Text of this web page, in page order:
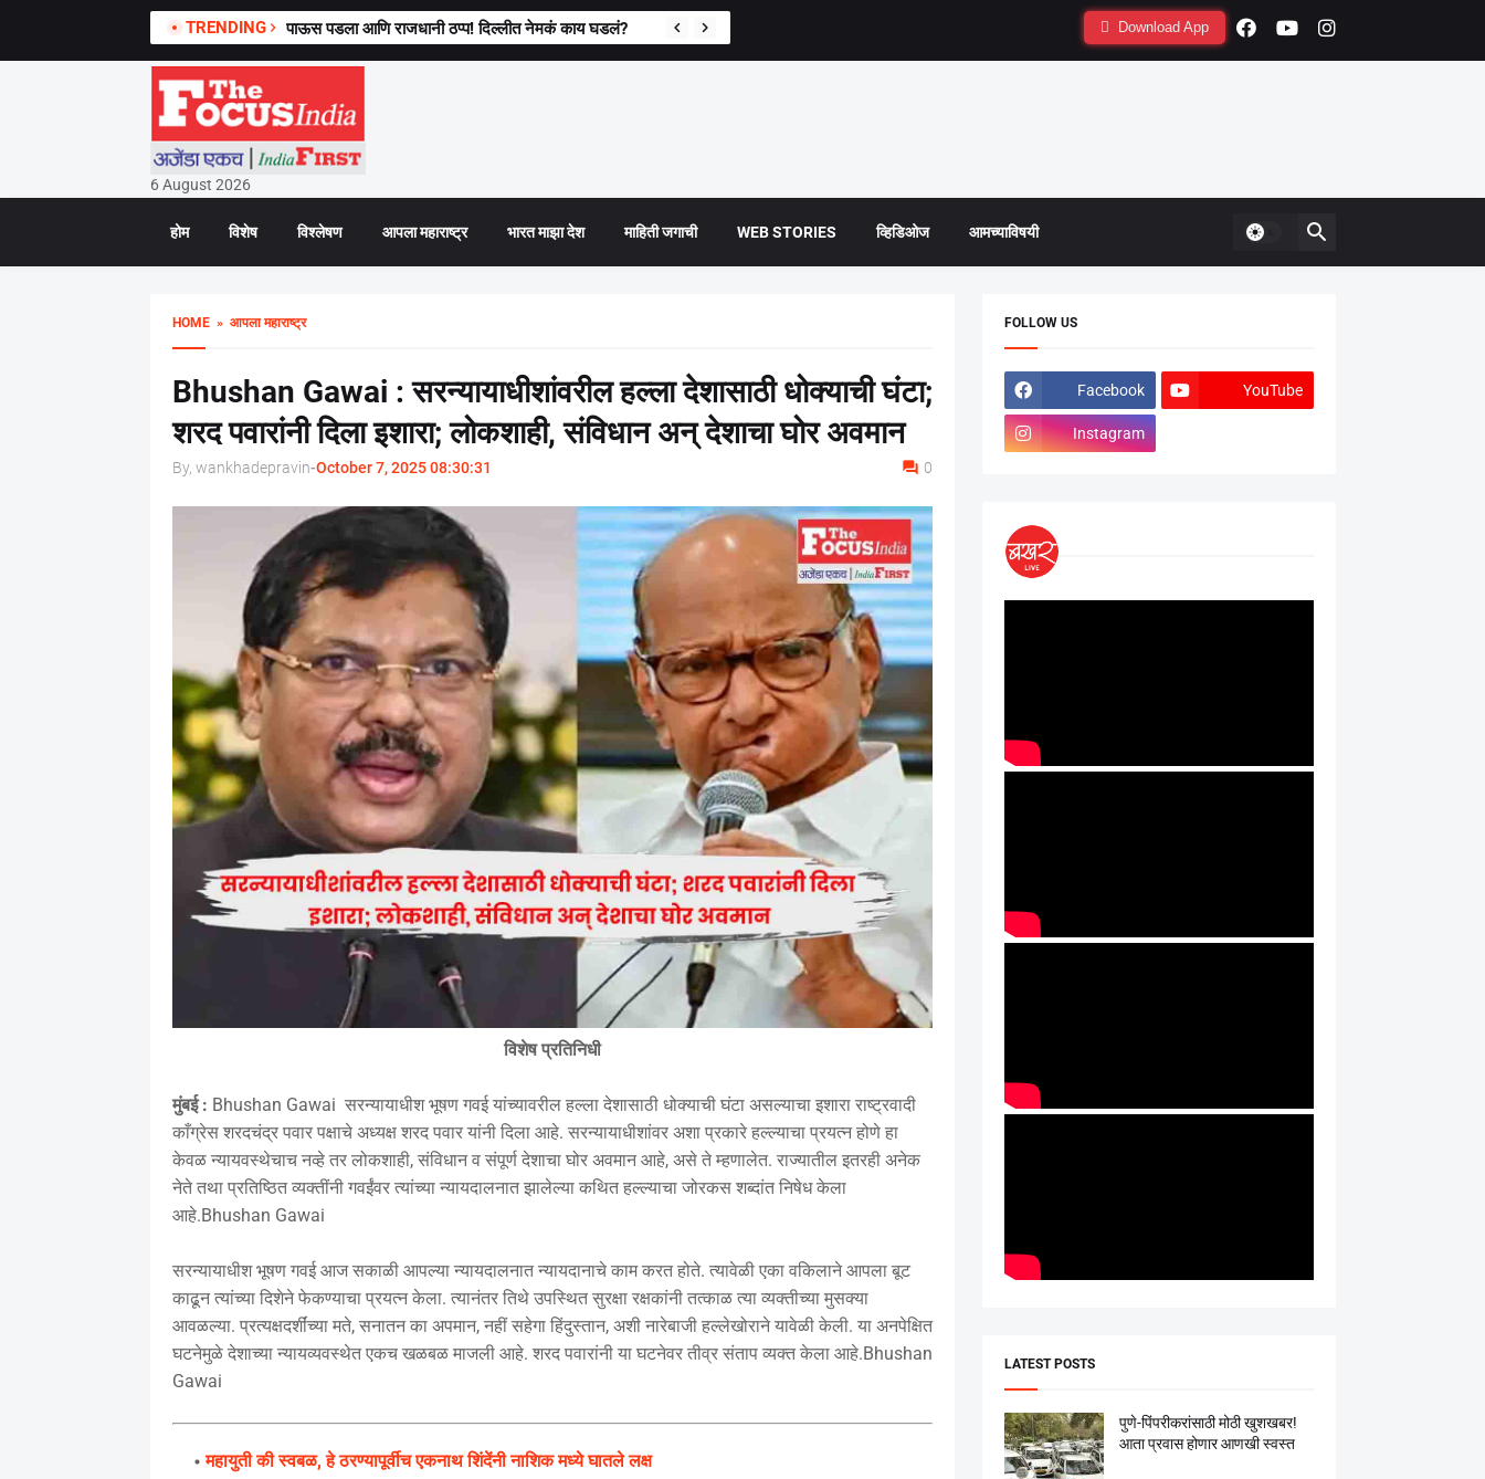
TRENDING पाऊस पडला आणि राजधानी ठप्प! दिल्लीत नेमकं काय घडलं? Download App
6 August 2026
होम विशेष विश्लेषण आपला महाराष्ट्र भारत माझा देश माहिती जगाची WEB STORIES व्हिडिओज आमच्याविषयी
HOME» आपला महाराष्ट्र
Bhushan Gawai : सरन्यायाधीशांवरील हल्ला देशासाठी धोक्याची घंटा;
शरद पवारांनी दिला इशारा; लोकशाही, संविधान अन् देशाचा घोर अवमान
By, wankhadepravin-October 7, 2025 08:30:31 0
विशेष प्रतिनिधी
मुंबई : Bhushan Gawai सरन्यायाधीश भूषण गवई यांच्यावरील हल्ला देशासाठी धोक्याची घंटा असल्याचा इशारा राष्ट्रवादी
काँग्रेस शरदचंद्र पवार पक्षाचे अध्यक्ष शरद पवार यांनी दिला आहे. सरन्यायाधीशांवर अशा प्रकारे हल्ल्याचा प्रयत्न होणे हा
केवळ न्यायवस्थेचाच नव्हे तर लोकशाही, संविधान व संपूर्ण देशाचा घोर अवमान आहे, असे ते म्हणालेत. राज्यातील इतरही अनेक
नेते तथा प्रतिष्ठित व्यक्तींनी गवईंवर त्यांच्या न्यायदालनात झालेल्या कथित हल्ल्याचा जोरकस शब्दांत निषेध केला
आहे.Bhushan Gawai
सरन्यायाधीश भूषण गवई आज सकाळी आपल्या न्यायदालनात न्यायदानाचे काम करत होते. त्यावेळी एका वकिलाने आपला बूट
काढून त्यांच्या दिशेने फेकण्याचा प्रयत्न केला. त्यानंतर तिथे उपस्थित सुरक्षा रक्षकांनी तत्काळ त्या व्यक्तीच्या मुसक्या
आवळल्या. प्रत्यक्षदर्शींच्या मते, सनातन का अपमान, नहीं सहेगा हिंदुस्तान, अशी नारेबाजी हल्लेखोराने यावेळी केली. या अनपेक्षित
घटनेमुळे देशाच्या न्यायव्यवस्थेत एकच खळबळ माजली आहे. शरद पवारांनी या घटनेवर तीव्र संताप व्यक्त केला आहे.Bhushan
Gawai
महायुती की स्वबळ, हे ठरण्यापूर्वीच एकनाथ शिंदेंनी नाशिक मध्ये घातले लक्ष
FOLLOW US
Facebook YouTube
Instagram
LATEST POSTS
पुणे-पिंपरीकरांसाठी मोठी खुशखबर!
आता प्रवास होणार आणखी स्वस्त